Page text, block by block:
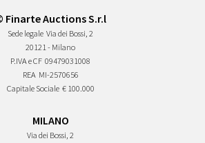
Finarte Auctions S.r.l
Sede legale Via dei Bossi, 2
20121 - Milano
P.IVA e CF 09479031008
REA MI-2570656
Capitale Sociale € 100.000
MILANO
Via dei Bossi, 2